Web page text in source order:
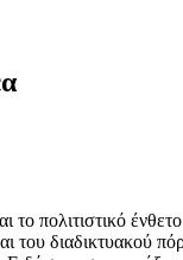
το πολιτιστικό
του διαδικτυακού